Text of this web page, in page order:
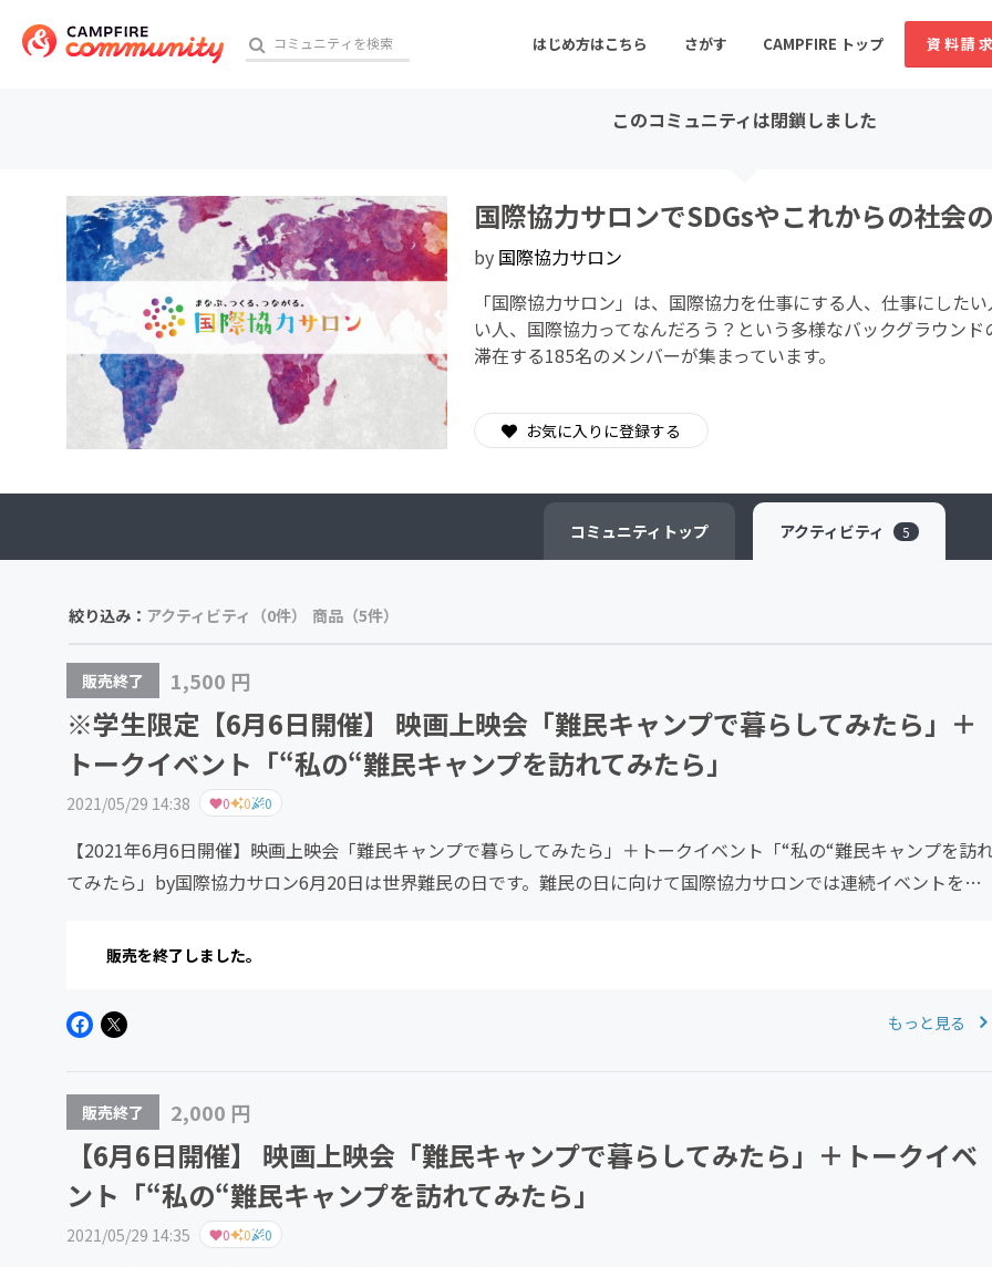
はじめ方はこちら さがす CAMPFIRE トップ 資料請
おすすめのコミュニティ
アート・写真 音楽
テクノロジー・ガジェット
ゲーム・サービス開発
フード・飲食店
映像・映画
書籍・雑誌出版
ビジネス・起業
チャレンジ
CAMPFIRE for Social Good CAMPFIRE Creation
このコミュニティは閉鎖しました
国際協力サロンでSDGsやこれからの社会
by 国際協力サロン
「国際協力サロン」は、国際協力を仕事にする人、仕事にした
い人、国際協力ってなんだろう？という多様なバックグラウン
滞在する185名のメンバーが集まっています。
お気に入りに登録する
コミュニティ トップ アクティビティ 5
絞り込み： アクティビティ（0件） 商品（5件）
販売終了 1,500 円
※学生限定【6月6日開催】 映画上映会「難民キャンプで暮らしてみたら」＋
トークイベント「“私の“難民キャンプを訪れてみたら」
2021/05/29 14:38 0 0 0
【2021年6月6日開催】映画上映会「難民キャンプで暮らしてみたら」＋トークイベント「“私の“難民キャンプを訪
てみたら」by国際協力サロン6月20日は世界難民の日です。難民の日に向けて国際協力サロンでは連続イベントを企
販売を終了しました。
もっと見る
販売終了 2,000 円
【6月6日開催】 映画上映会「難民キャンプで暮らしてみたら」＋トークイベ
ント「“私の“難民キャンプを訪れてみたら」
2021/05/29 14:35 0 0 0